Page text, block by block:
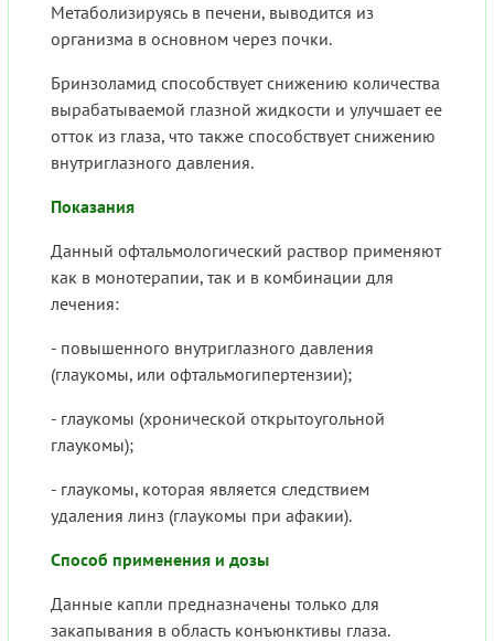
Метаболизируясь в печени, выводится из
организма в основном через почки.
Бринзоламид способствует снижению количества
вырабатываемой глазной жидкости и улучшает ее
отток из глаза, что также способствует снижению
внутриглазного давления.
Показания
Данный офтальмологический раствор применяют
как в монотерапии, так и в комбинации для
лечения:
- повышенного внутриглазного давления
(глаукомы, или офтальмогипертензии);
- глаукомы (хронической открытоугольной
глаукомы);
- глаукомы, которая является следствием
удаления линз (глаукомы при афакии).
Способ применения и дозы
Данные капли предназначены только для
закапывания в область конъюнктивы глаза.